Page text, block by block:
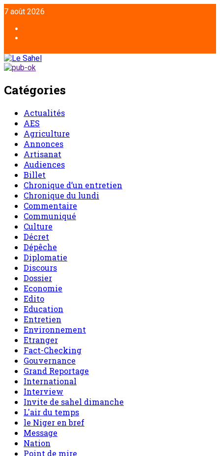
7 août 2026
Catégories
Actualités
AES
Agriculture
Annonces
Artisanat
Audiences
Billet
Chronique d’un entretien
Chronique du lundi
Commentaire
Communiqué
Culture
Décret
Dépêche
Diplomatie
Discours
Dossier
Economie
Edito
Education
Entretien
Environnement
Etranger
Fact-Checking
Gouvernance
Grand Reportage
International
Interview
Invite de sahel dimanche
L'air du temps
le Niger en bref
Message
Nation
Point de mire